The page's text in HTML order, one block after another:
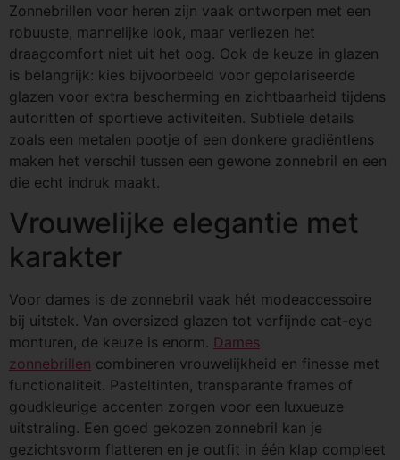
Zonnebrillen voor heren zijn vaak ontworpen met een
robuuste, mannelijke look, maar verliezen het
draagcomfort niet uit het oog. Ook de keuze in glazen
is belangrijk: kies bijvoorbeeld voor gepolariseerde
glazen voor extra bescherming en zichtbaarheid tijdens
autoritten of sportieve activiteiten. Subtiele details
zoals een metalen pootje of een donkere gradiëntlens
maken het verschil tussen een gewone zonnebril en een
die echt indruk maakt.
Vrouwelijke elegantie met
karakter
Voor dames is de zonnebril vaak hét modeaccessoire
bij uitstek. Van oversized glazen tot verfijnde cat-eye
monturen, de keuze is enorm. Dames
zonnebrillen combineren vrouwelijkheid en finesse met
functionaliteit. Pasteltinten, transparante frames of
goudkleurige accenten zorgen voor een luxueuze
uitstraling. Een goed gekozen zonnebril kan je
gezichtsvorm flatteren en je outfit in één klap compleet